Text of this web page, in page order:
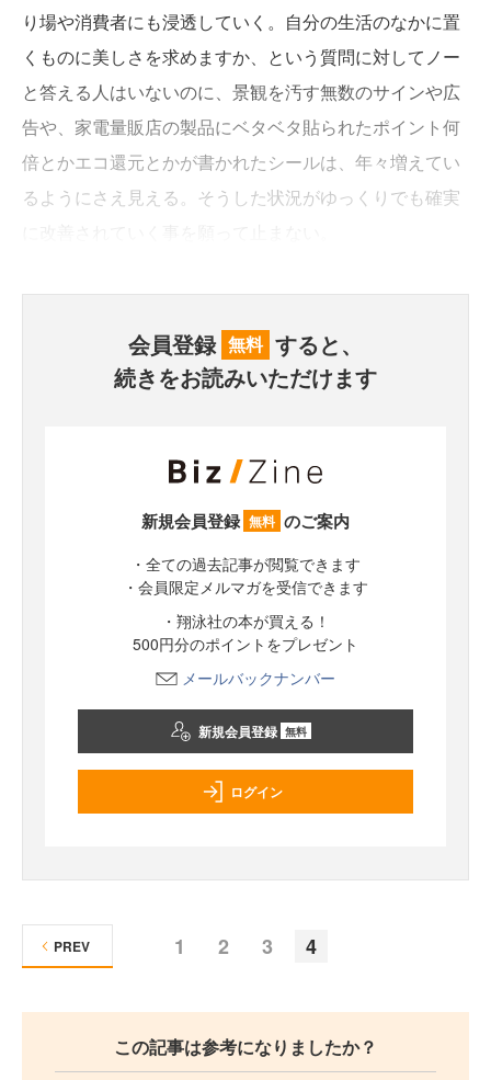
り場や消費者にも浸透していく。自分の生活のなかに置
くものに美しさを求めますか、という質問に対してノー
と答える人はいないのに、景観を汚す無数のサインや広
告や、家電量販店の製品にベタベタ貼られたポイント何
倍とかエコ還元とかが書かれたシールは、年々増えてい
るようにさえ見える。そうした状況がゆっくりでも確実
会員登録 無料 すると、
続きをお読みいただけます
新規会員登録 無料 のご案内
・全ての過去記事が閲覧できます
・会員限定メルマガを受信できます
・翔泳社の本が買える！
500円分のポイントをプレゼント
メールバックナンバー
新規会員登録 無料
ログイン
1 2 3 4
PREV
この記事は参考になりましたか？